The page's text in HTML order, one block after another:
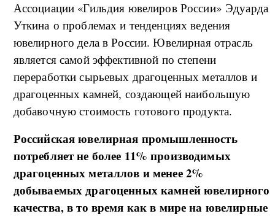
Ассоциации «Гильдия ювелиров России» Эдуарда
Уткина о проблемах и тенденциях ведения
ювелирного дела в России. Ювелирная отрасль
является самой эффективной по степени
переработки сырьевых драгоценных металлов и
драгоценных камней, создающей наибольшую
добавочную стоимость готового продукта.
Российская ювелирная промышленность
потребляет не более 11% производимых
драгоценных металлов и менее 2%
добываемых драгоценных камней ювелирного
качества, в то время как в мире на ювелирные